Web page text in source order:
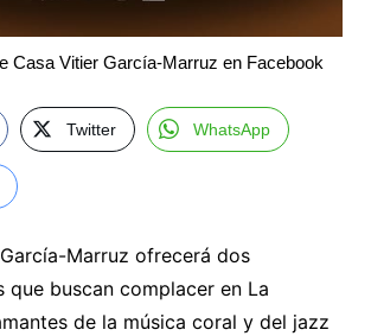
Casa Vitier García-Marruz en Facebook
Twitter WhatsApp
Marruz ofrecerá dos
que buscan complacer en La
de la música coral y del jazz